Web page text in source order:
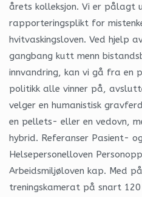
årets kolleksjon. Vi er pålagt
rapporteringsplikt for
hvitvaskingsloven. Ved hjelp
gangbang kutt menn
innvandring, kan vi gå fra
politikk alle vinner på,
velger en humanistisk
en pellets- eller en vedovn,
hybrid. Referanser Pasient-
Helsepersonelloven
Arbeidsmiljøloven kap. Med
treningskamerat på snart